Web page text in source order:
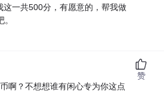
这一共500分，有愿意的，帮我做
啊？不想想谁有闲心专为你这点
赞